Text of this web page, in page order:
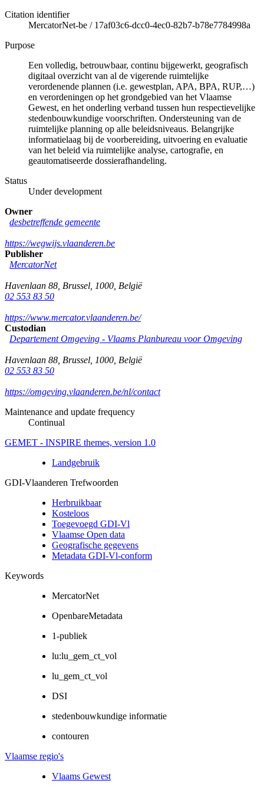
Citation identifier
MercatorNet-be / 17af03c6-dcc0-4ec0-82b7-b78e7784998a
Purpose
Een volledig, betrouwbaar, continu bijgewerkt, geografisch
digitaal overzicht van al de vigerende ruimtelijke
verordenende plannen (i.e. gewestplan, APA, BPA, RUP,…)
en verordeningen op het grondgebied van het Vlaamse
Gewest, en het onderling verband tussen hun respectievelijke
stedenbouwkundige voorschriften. Ondersteuning van de
ruimtelijke planning op alle beleidsniveaus. Belangrijke
informatielaag bij de voorbereiding, uitvoering en evaluatie
van het beleid via ruimtelijke analyse, cartografie, en
geautomatiseerde dossierafhandeling.
Status
Under development
Owner
desbetreffende gemeente
https://wegwijs.vlaanderen.be
Publisher
MercatorNet
Havenlaan 88 Brussel 1000 België
02 553 83 50
https://www.mercator.vlaanderen.be/
Custodian
Departement Omgeving - Vlaams Planbureau voor Omgeving
Havenlaan 88 Brussel 1000 België
02 553 83 50
https://omgeving.vlaanderen.be/nl/contact
Maintenance and update frequency
Continual
GEMET - INSPIRE themes, version 1.0
Landgebruik
GDI-Vlaanderen Trefwoorden
Herbruikbaar
Kosteloos
Toegevoegd GDI-Vl
Vlaamse Open data
Geografische gegevens
Metadata GDI-Vl-conform
Keywords
MercatorNet
OpenbareMetadata
1-publiek
lu:lu_gem_ct_vol
lu_gem_ct_vol
DSI
stedenbouwkundige informatie
contouren
Vlaamse regio's
Vlaams Gewest